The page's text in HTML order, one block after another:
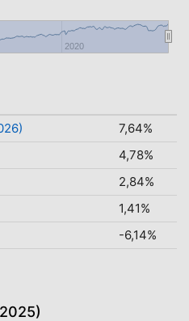
2020
7,64%
4,78%
2,84%
1,41%
-6,14%